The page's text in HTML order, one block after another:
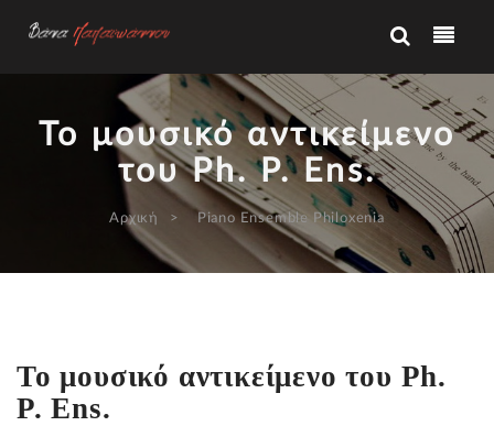
Το μουσικό αντικείμενο
του Ph. P. Ens.
Αρχική Piano Ensemble Philoxenia
Το μουσικό αντικείμενο του Ph.
P. Ens.